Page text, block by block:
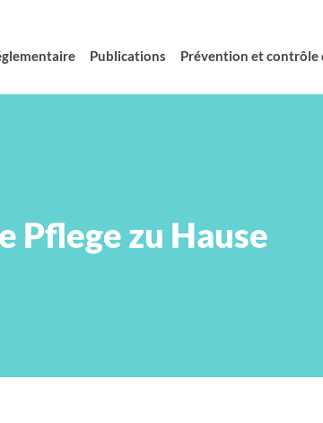
Publications Prévention et contrôle
Pflege zu Hause